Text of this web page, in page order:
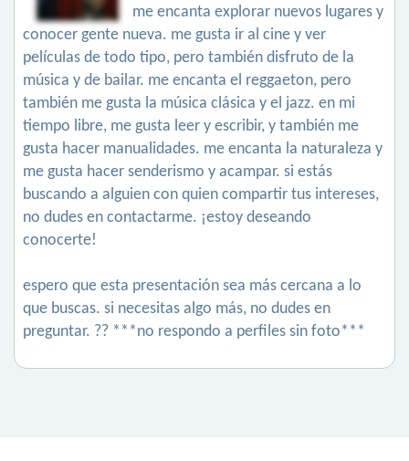
me encanta explorar nuevos lugares y
conocer gente nueva. me gusta ir al cine y ver
películas de todo tipo, pero también disfruto de la
música y de bailar. me encanta el reggaeton, pero
también me gusta la música clásica y el jazz. en mi
tiempo libre, me gusta leer y escribir, y también me
gusta hacer manualidades. me encanta la naturaleza y
me gusta hacer senderismo y acampar. si estás
buscando a alguien con quien compartir tus intereses,
no dudes en contactarme. ¡estoy deseando
conocerte!
espero que esta presentación sea más cercana a lo
que buscas. si necesitas algo más, no dudes en
preguntar. ?? ***no respondo a perfiles sin foto***